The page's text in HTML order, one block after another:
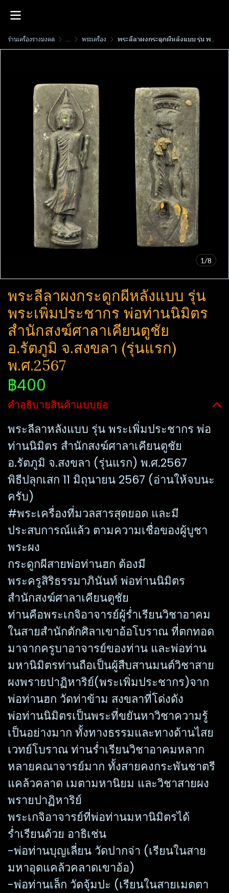
ร้านเครื่องรางมงคล ... พระเครื่อง พระลีลาผงกระดูกผีหลังแบบ รุ่น พระเพิ่มประชากร พ่อท่านนิ​มิตร​ สำนักสงฆ์ศาลาเคียนตูชัย อ.รัตภูมิ จ.สงขลา (รุ่นแรก) พ.ศ.2567
1/8
พระลีลาผงกระดูกผีหลังแบบ รุ่น
พระเพิ่มประชากร พ่อท่านนิ​มิตร​
สำนักสงฆ์ศาลาเคียนตูชัย
อ.รัตภูมิ จ.สงขลา (รุ่นแรก)
พ.ศ.2567
฿400
คำอธิบายสินค้าแบบย่อ
พระลีลาหลังแบบ รุ่น พระเพิ่มประชากร พ่อ
ท่านนิ​มิตร​ สำนักสงฆ์ศาลาเคียนตูชัย
อ.รัตภูมิ จ.สงขลา (รุ่นแรก) พ.ศ.2567
พิธีปลุกเสก 11 มิถุนายน 2567 (อ่านให้จบนะ
ครับ)
#พระเครื่องที่มวลสารสุดยอด และมี
ประสบการณ์แล้ว ตามความเชื่อของผู้บูชา
พระผง
กระดูกผีสายพ่อท่านฮก ต้องมี
พระครูสิริธรรมาภินันท์ พ่อท่านนิมิตร
สำนักสงฆ์ศาลาเคียนตูชัย
ท่านคือพระเกจิอาจารย์ผู้ร่ำเรียนวิชาอาคม
ในสายสำนักตักศิลาเขาอ้อโบราณ ที่ตกทอด
มาจากครูบาอาจารย์ของท่าน และพ่อท่าน
มหานิมิตรท่านถือเป็นผู้สืบสานมนต์วิชาสาย
ผงพรายปาฏิหาริย์(พระเพิ่มประชากร)จาก
พ่อท่านฮก วัดท่าข้าม สงขลาที่โด่งดัง
พ่อท่านนิมิตรเป็นพระที่ขยันหาวิชาความรู้
เป็นอย่างมาก ทั้งทางธรรมและทางด้านไสย
เวทย์โบราณ ท่านร่ำเรียนวิชาอาคมหลาก
หลายคณาจารย์มาก ทั้งสายคงกระพันชาตรี
แคล้วคลาด เมตามหานิยม และวิชาสายผง
พรายปาฏิหาริย์
พระเกจิอาจารย์ที่พ่อท่านมหานิมิตรได้
ร่ำเรียนด้วย อาธิเช่น
-พ่อท่านบุญเลี่ยน วัดปากจ่า (เรียนในสาย
มหาอุดแคล้วคลาดเขาอ้อ)
-พ่อท่านเล็ก วัดจุ้มปะ (เรียนในสายเมตตา